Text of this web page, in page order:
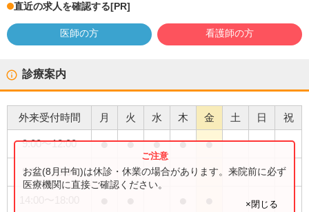
直近の求人を確認する[PR]
医師の方 看護師の方
診療案内
外来受付時間 月 火 水 木 金 土 日 祝
9:00〜12:00 ● ● ● ● ●
9:00〜13:00 ●
お盆(8月中旬)は休診・休業の場合があります。来院前に必ず
医療機関に直接ご確認ください。
×閉じる